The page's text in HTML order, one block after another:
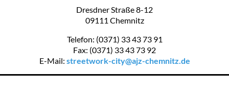
Dresdner Straße 8-12
09111 Chemnitz
Telefon: (0371) 33 43 73 91
Fax: (0371) 33 43 73 92
E-Mail: streetwork-city@ajz-chemnitz.de